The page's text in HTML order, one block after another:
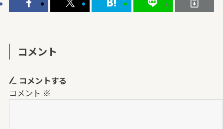
コメント
コメントする
コメント ※